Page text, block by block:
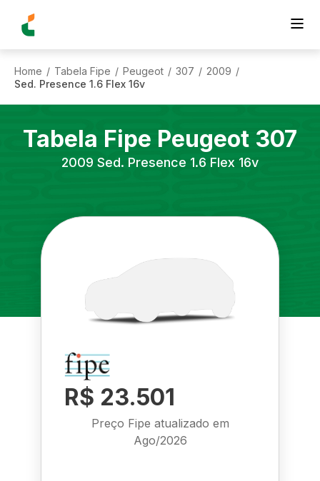
Home / Tabela Fipe / Peugeot / 307 / 2009 /
Sed. Presence 1.6 Flex 16v
Tabela Fipe Peugeot 307
2009 Sed. Presence 1.6 Flex 16v
R$ 23.501
Preço Fipe atualizado em
Ago/2026